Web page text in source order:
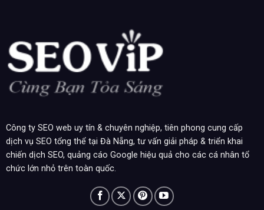
Công ty SEO web uy tín & chuyên nghiệp, tiên phong cung cấp
dịch vụ SEO tổng thể tại Đà Nẵng, tư vấn giải pháp & triển khai
chiến dịch SEO, quảng cáo Google hiệu quả cho các cá nhân tổ
chức lớn nhỏ trên toàn quốc.